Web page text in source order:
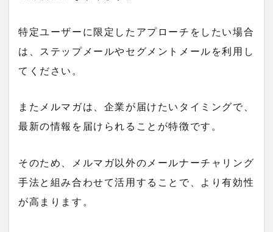
特定ユーザーに限定したアプローチをしたい場合
は、ステップメールやセグメントメールを利用し
てください。
またメルマガは、企業が届けたいタイミングで、
最新の情報を届けられることが特徴です。
そのため、メルマガ以外のメールナーチャリング
手法と組み合わせて活用することで、より有効性
が高まります。